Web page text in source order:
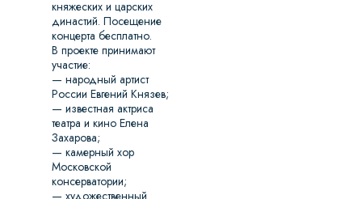
княжеских и царских
династий. Посещение
концерта бесплатно.
В проекте принимают
участие:
— народный артист
России Евгений Князев;
— ⁠известная актриса
театра и кино Елена
Захарова;
— ⁠камерный хор
Московской
консерватории;
— ⁠художественный